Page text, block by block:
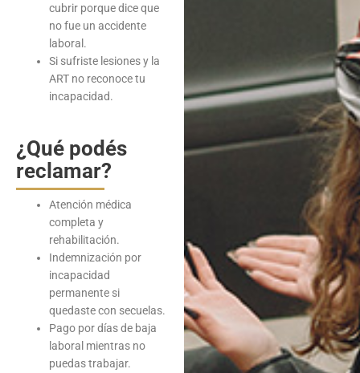
cubrir porque dice que
no fue un accidente
laboral.
Si sufriste lesiones y la
ART no reconoce tu
incapacidad.
¿Qué podés
reclamar?
Atención médica
completa y
rehabilitación.
Indemnización por
incapacidad
permanente si
quedaste con secuelas.
Pago por días de baja
laboral mientras no
puedas trabajar.